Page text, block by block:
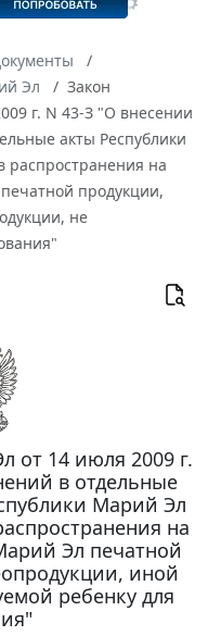
Эл
Закон
г. N 43-З "О внесении
акты Республики
на
продукции,
не
от 14 июля 2009 г.
в отдельные
Марий Эл
на
Эл печатной
иной
ребенку для